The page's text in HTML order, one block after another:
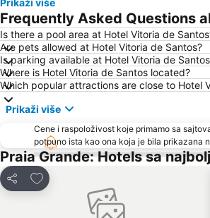
Prikaži više
Frequently Asked Questions
Is there a pool area at Hotel Vitoria de
Are pets allowed at Hotel Vitoria de Santos?
Is parking available at Hotel Vitoria de
Where is Hotel Vitoria de Santos located?
Which popular attractions are close to Hotel
Prikaži više
Cene i raspoloživost koje primamo sa
potpuno ista kao ona koja je bila prikazana
Praia Grande: Hotels sa
Deli
Dodati u favorite